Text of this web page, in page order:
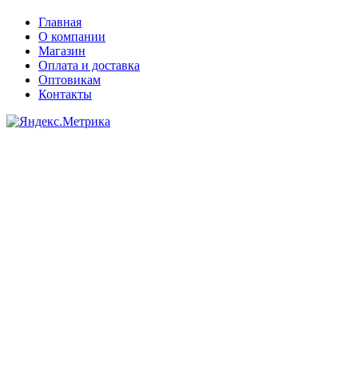
Главная
О компании
Магазин
Оплата и доставка
Оптовикам
Контакты